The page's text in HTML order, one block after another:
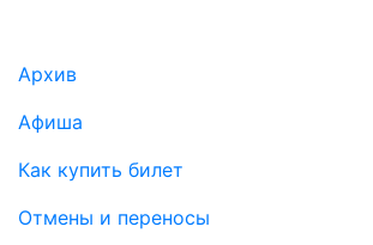
Подвал
Архив
Афиша
Как купить билет
Отмены и переносы